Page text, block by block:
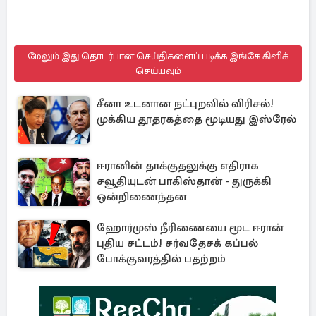
மேலும் இது தொடர்பான செய்திகளைப் படிக்க இங்கே கிளிக்
செய்யவும்
சீனா உடனான நட்புறவில் விரிசல்!
முக்கிய தூதரகத்தை மூடியது இஸ்ரேல்
ஈரானின் தாக்குதலுக்கு எதிராக
சவூதியுடன் பாகிஸ்தான் - துருக்கி
ஒன்றிணைந்தன
ஹோர்முஸ் நீரிணையை மூட ஈரான்
புதிய சட்டம்! சர்வதேசக் கப்பல்
போக்குவரத்தில் பதற்றம்